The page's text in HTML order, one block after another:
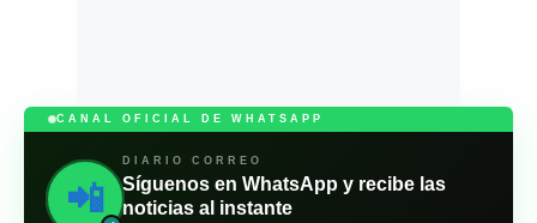
CANAL OFICIAL DE WHATSAPP
📲
DIARIO CORREO
Síguenos en WhatsApp y recibe las
noticias al instante